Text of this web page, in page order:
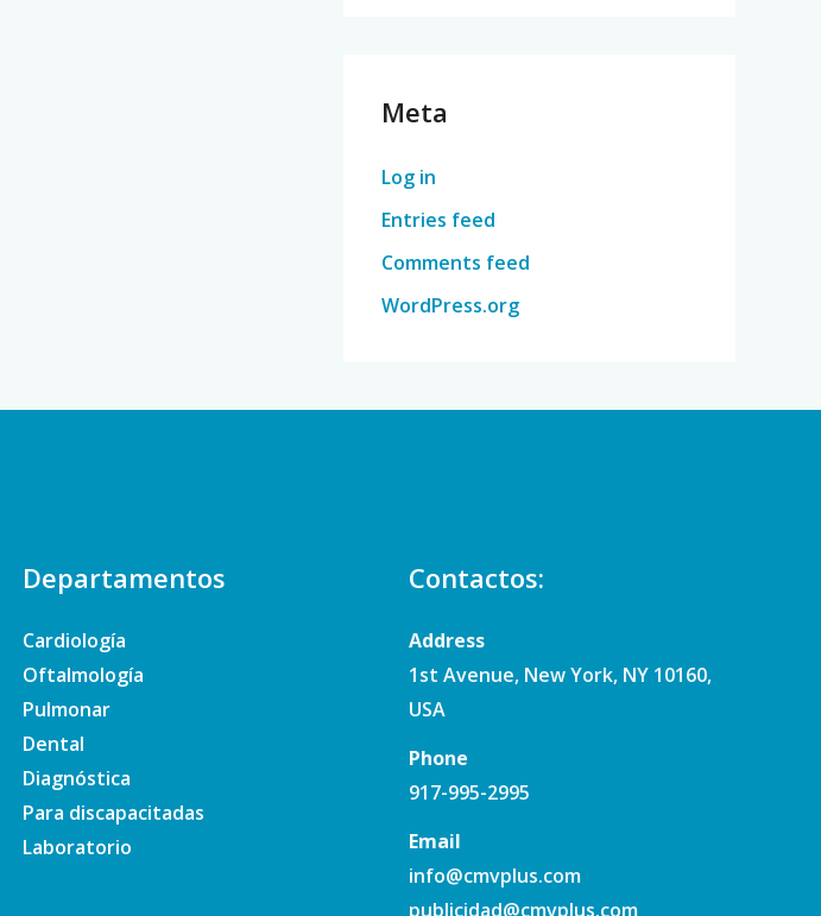
Meta
Log in
Entries feed
Comments feed
WordPress.org
Departamentos
Cardiología
Oftalmología
Pulmonar
Dental
Diagnóstica
Para discapacitadas
Laboratorio
Contactos:
Address
1st Avenue, New York, NY 10160,
USA
Phone
917-995-2995
Email
info@cmvplus.com
publicidad@cmvplus.com